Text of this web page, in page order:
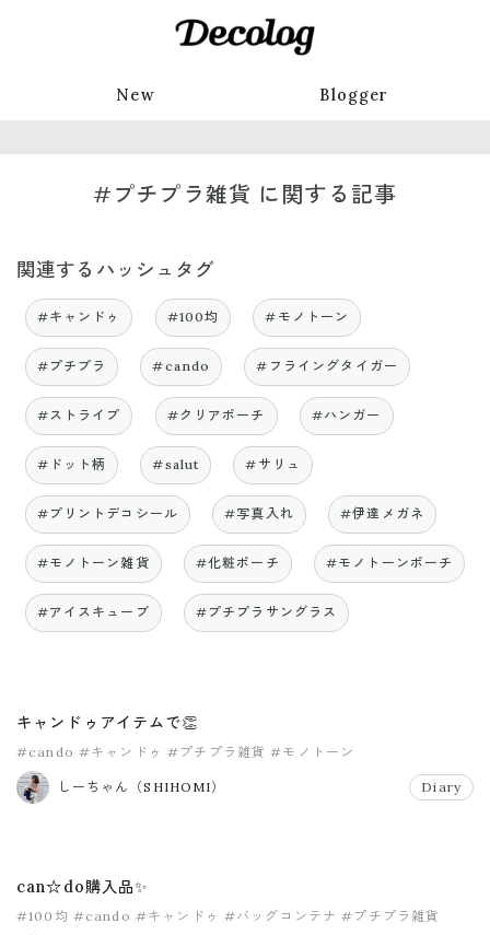
New Blogger
#プチプラ雑貨 に関する記事
関連するハッシュタグ
#キャンドゥ #100均 #モノトーン
#プチプラ #cando #フライングタイガー
#ストライプ #クリアポーチ #ハンガー
#ドット柄 #salut #サリュ
#プリントデコシール #写真入れ #伊達メガネ
#モノトーン雑貨 #化粧ポーチ #モノトーンポーチ
#アイスキューブ #プチプラサングラス
キャンドゥアイテムで👏
#cando #キャンドゥ #プチプラ雑貨 #モノトーン
しーちゃん（SHIHOMI） Diary
can☆do購入品✨
#100均 #cando #キャンドゥ #バッグコンテナ #プチプラ雑貨